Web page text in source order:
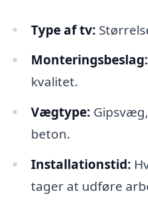
Type af tv:
Monteringsbeslag:
kvalitet.
Vægtype:
beton.
Installationstid:
tager at udføre